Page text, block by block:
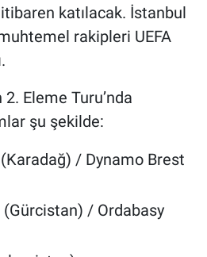
katılacak. İstanbul
rakipleri UEFA
2. Eleme Turu’nda
şu şekilde:
/ Dynamo Brest
/ Ordabasy